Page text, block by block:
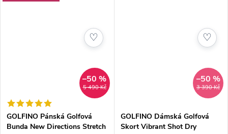
5 490 Kč
–50 %
GOLFINO Pánská Golfová
Bunda New Directions Stretch
♡
3 390 Kč
–50 %
GOLFINO Dámská Golfová
Skort Vibrant Shot Dry
♡